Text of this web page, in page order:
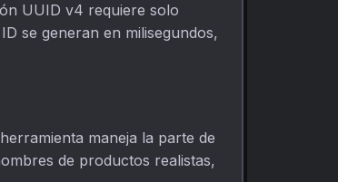
UUID v4 requiere solo
se generan en milisegundos,
maneja la parte de
de productos realistas,